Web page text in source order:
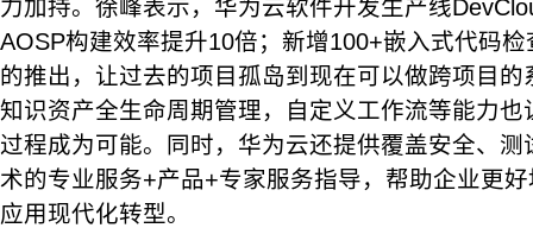
力加持。徐峰表示，华为云软件开发生产线
AOSP构建效率提升10倍；新增100+嵌入式代码
的推出，让过去的项目孤岛到现在可以做跨项目
知识资产全生命周期管理，自定义工作流等能力
过程成为可能。同时，华为云还提供覆盖安全、
术的专业服务+产品+专家服务指导，帮助企业更
应用现代化转型。